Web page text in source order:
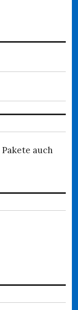
auch